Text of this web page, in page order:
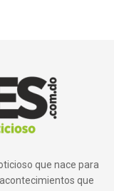
que nace para
que